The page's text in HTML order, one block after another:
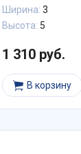
Ширина: 3
Высота: 5
1 310 руб.
В корзину